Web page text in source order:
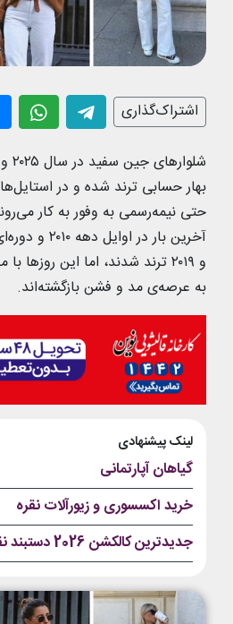
اشتراک‌گذاری
بهار حسابی ترند شده و در
حتی نیمه‌رسمی به وفور به کار
و ۲۰۱۹ ترند شدند، اما این
به عرصه‌ی مد و فشن بازگشته‌اند.
لینک پیشنهادی
گیاهان آپارتمانی
خرید اکسسوری و زیورآلات نقره
جدیدترین کالکشن 2026 دستبند نقره پاندورا